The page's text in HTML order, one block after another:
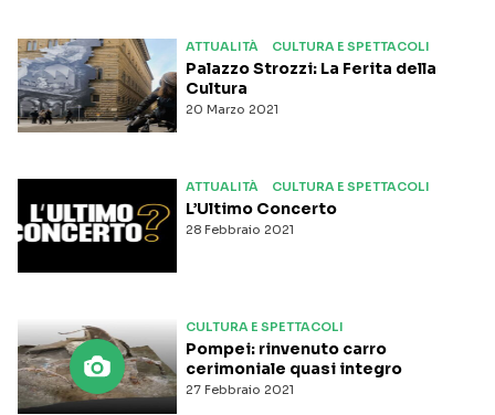
ATTUALITÀ CULTURA E SPETTACOLI
20 Marzo 2021
Palazzo Strozzi: La Ferita della
Cultura
ATTUALITÀ CULTURA E SPETTACOLI
28 Febbraio 2021
L’Ultimo Concerto
CULTURA E SPETTACOLI
27 Febbraio 2021
Pompei: rinvenuto carro
cerimoniale quasi integro